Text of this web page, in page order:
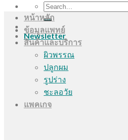
Search
for:
Newsletter
หน้าหลัก
ข้อมูลแพทย์
สินค้าและบริการ
ผิวพรรณ
ปลูกผม
รูปร่าง
ชะลอวัย
แพคเกจ